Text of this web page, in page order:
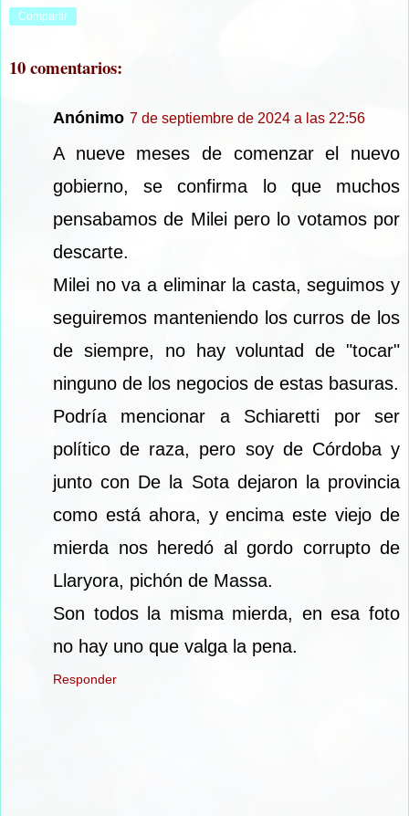
Compartir
10 comentarios:
Anónimo 7 de septiembre de 2024 a las 22:56
A nueve meses de comenzar el nuevo
gobierno, se confirma lo que muchos
pensabamos de Milei pero lo votamos por
descarte.
Milei no va a eliminar la casta, seguimos y
seguiremos manteniendo los curros de los
de siempre, no hay voluntad de "tocar"
ninguno de los negocios de estas basuras.
Podría mencionar a Schiaretti por ser
político de raza, pero soy de Córdoba y
junto con De la Sota dejaron la provincia
como está ahora, y encima este viejo de
mierda nos heredó al gordo corrupto de
Llaryora, pichón de Massa.
Son todos la misma mierda, en esa foto
no hay uno que valga la pena.
Responder